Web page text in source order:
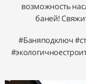
возможность
баней!
#Баняподключ